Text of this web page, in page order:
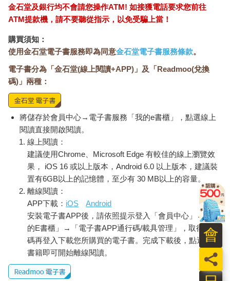
金石堂及銀行均不會請您操作ATM! 如接獲電話要求您前往
ATM提款機，請不要聽從指示，以免受騙上當！
購買須知：
使用金石堂電子書服務即為同意金石堂電子書服務條款。
電子書分為「金石堂(線上閱讀+APP)」及「Readmoo(兌換
碼)」兩種：
將儲存於會員中心→電子書服務「我的e書櫃」，點選線上
閱讀直接開啟閱讀。
線上閱讀：
建議使用Chrome、Microsoft Edge 有較佳的線上瀏覽效
果， iOS 16 或以上版本，Android 6.0 以上版本，建議裝
置有6GB以上的記憶體，至少有 30 MB以上的容量。
離線閱讀：
APP下載： iOS
Android
安裝電子書APP後，請依照提示登入「會員中心」→「我
的E書櫃」→「電子書APP通行碼/載具管理」，取得通行
碼再登入下載您所購買的電子書。完成下載後，點選任一
書籍即可開始離線閱讀。
員
會